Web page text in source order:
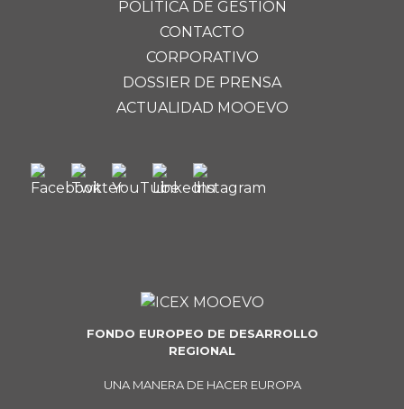
POLÍTICA DE GESTIÓN
CONTACTO
CORPORATIVO
DOSSIER DE PRENSA
ACTUALIDAD MOOEVO
FONDO EUROPEO DE DESARROLLO
REGIONAL
UNA MANERA DE HACER EUROPA